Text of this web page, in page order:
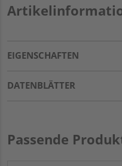
EIGENSCHAFTEN
DATENBLÄTTER
Passende